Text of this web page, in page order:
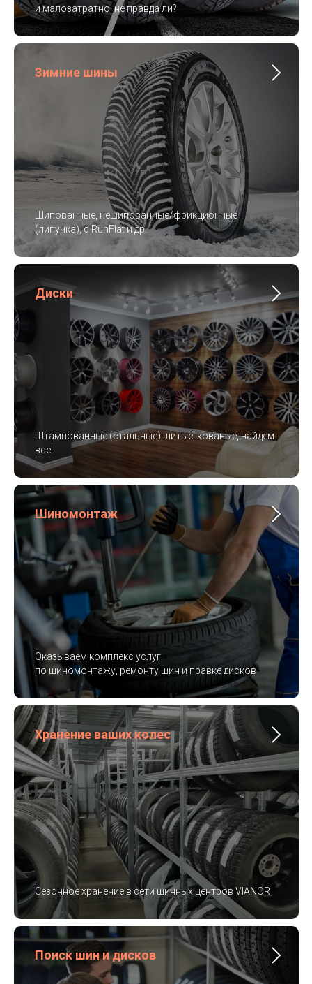
и малозатратно, не правда ли?
Зимние шины
Шипованные, нешипованные/фрикционные
(липучка), с RunFlat и др.
Диски
Штампованные (стальные), литые, кованые, найдем
все!
Шиномонтаж
Оказываем комплекс услуг
по шиномонтажу, ремонту шин и правке дисков
Хранение ваших колес
Сезонное хранение в сети шинных центров VIANOR
Поиск шин и дисков